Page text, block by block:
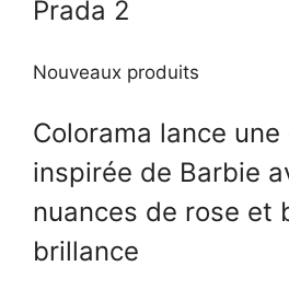
Prada 2
Nouveaux produits
Colorama lance
inspirée de Barbie
nuances de rose et
brillance